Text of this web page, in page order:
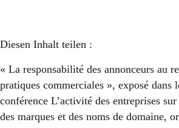
Diesen Inhalt teilen :
« La responsabilité des annonceurs au
pratiques commerciales », exposé dans
conférence L’activité des entreprises
des marques et des noms de domaine,